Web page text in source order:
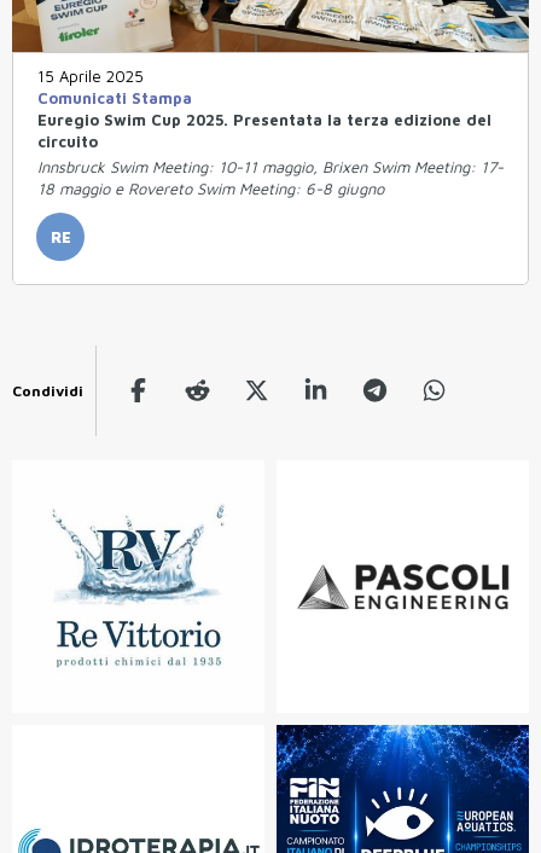
15 Aprile 2025
Comunicati Stampa
Euregio Swim Cup 2025. Presentata la terza edizione del
circuito
Innsbruck Swim Meeting: 10-11 maggio, Brixen Swim Meeting: 17-
18 maggio e Rovereto Swim Meeting: 6-8 giugno
RE
Condividi